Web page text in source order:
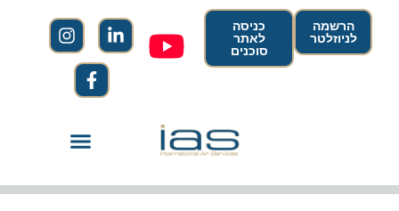
הרשמה
לניוזלטר
כניסה
לאתר
סוכנים